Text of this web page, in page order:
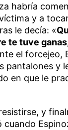
habría
y a
le decía: «
te tuve
el forcejeo,
pantalones y
en que le
y
cuando